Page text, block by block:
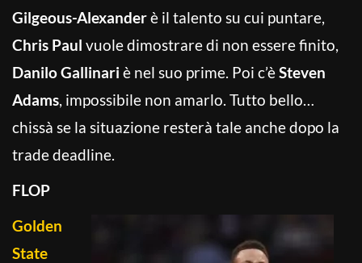
Gilgeous-Alexanderè il talento su cui puntare,
Chris Paul vuole dimostrare di non essere finito,
Danilo Gallinari è nel suo prime. Poi c’èSteven
Adams, impossibile non amarlo. Tutto bello…
chissà se la situazione resterà tale anche dopo la
trade deadline.
FLOP
Golden
State